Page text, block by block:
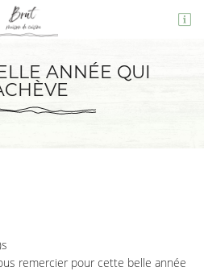

ANNÉE QUI
remercier pour cette belle année